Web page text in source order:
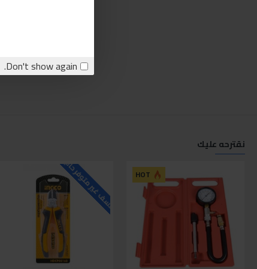
Don't show again.
نقترحه عليك
HOT للاسف غير متوفر حاليا